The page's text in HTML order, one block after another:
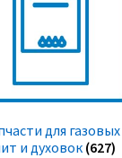
для газовых
и духовок (627)